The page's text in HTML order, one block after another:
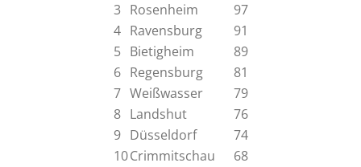
3 Rosenheim
97
4 Ravensburg
91
5 Bietigheim
89
6 Regensburg
81
7 Weißwasser
79
8 Landshut
76
9 Düsseldorf
74
10Crimmitschau
68